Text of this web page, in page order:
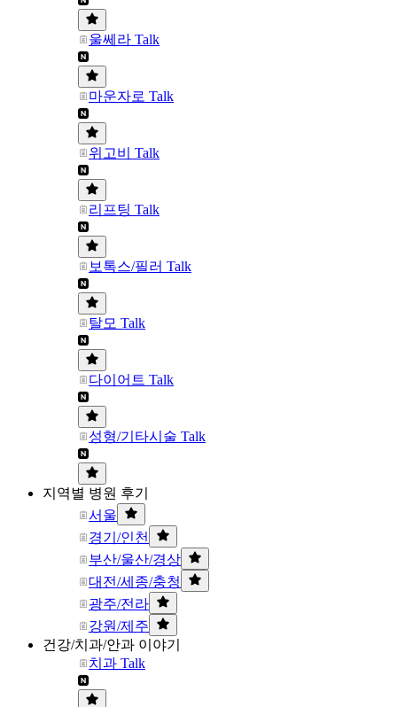
울쎄라 Talk
마운자로 Talk
위고비 Talk
리프팅 Talk
보톡스/필러 Talk
탈모 Talk
다이어트 Talk
성형/기타시술 Talk
지역별 병원 후기
서울
경기/인천
부산/울산/경상
대전/세종/충청
광주/전라
강원/제주
건강/치과/안과 이야기
치과 Talk